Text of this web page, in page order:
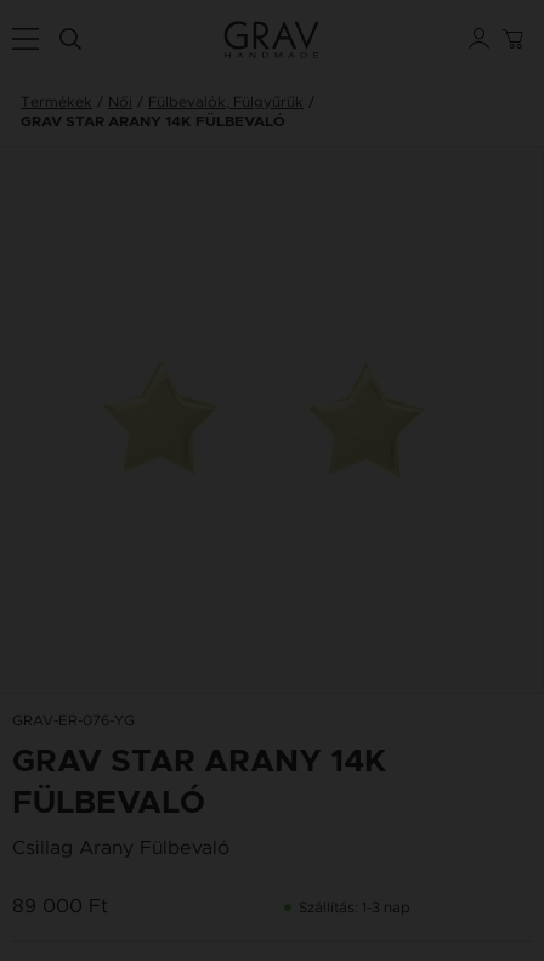
Termékek Női Fülbevalók, Fülgyűrűk
GRAV STAR ARANY 14K FÜLBEVALÓ
GRAV-ER-076-YG
GRAV STAR ARANY 14K
FÜLBEVALÓ
Csillag Arany Fülbevaló
89 000 Ft Szállítás: 1-3 nap